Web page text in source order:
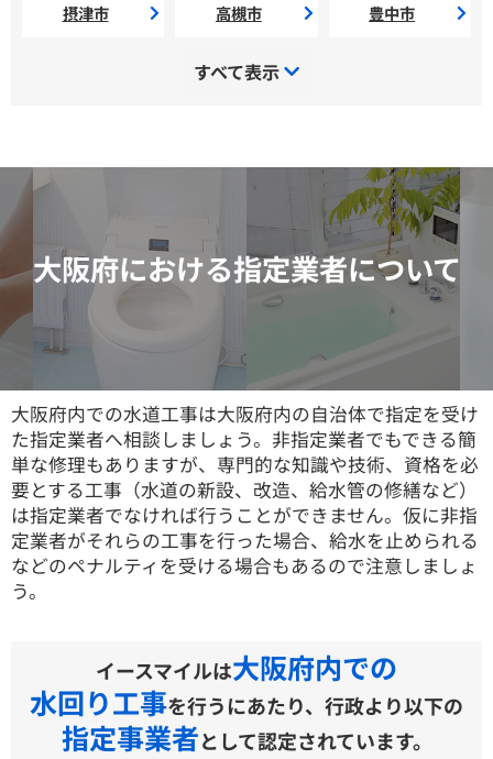
摂津市 高槻市 豊中市
すべて表示
大阪府における指定業者について
大阪府内での水道工事は大阪府内の自治体で指定を受け
た指定業者へ相談しましょう。非指定業者でもできる簡
単な修理もありますが、専門的な知識や技術、資格を必
要とする工事（水道の新設、改造、給水管の修繕など）
は指定業者でなければ行うことができません。仮に非指
定業者がそれらの工事を行った場合、給水を止められる
などのペナルティを受ける場合もあるので注意しましょ
う。
イースマイルは大阪府内での
水回り工事を行うにあたり、行政より以下の
指定事業者として認定されています。